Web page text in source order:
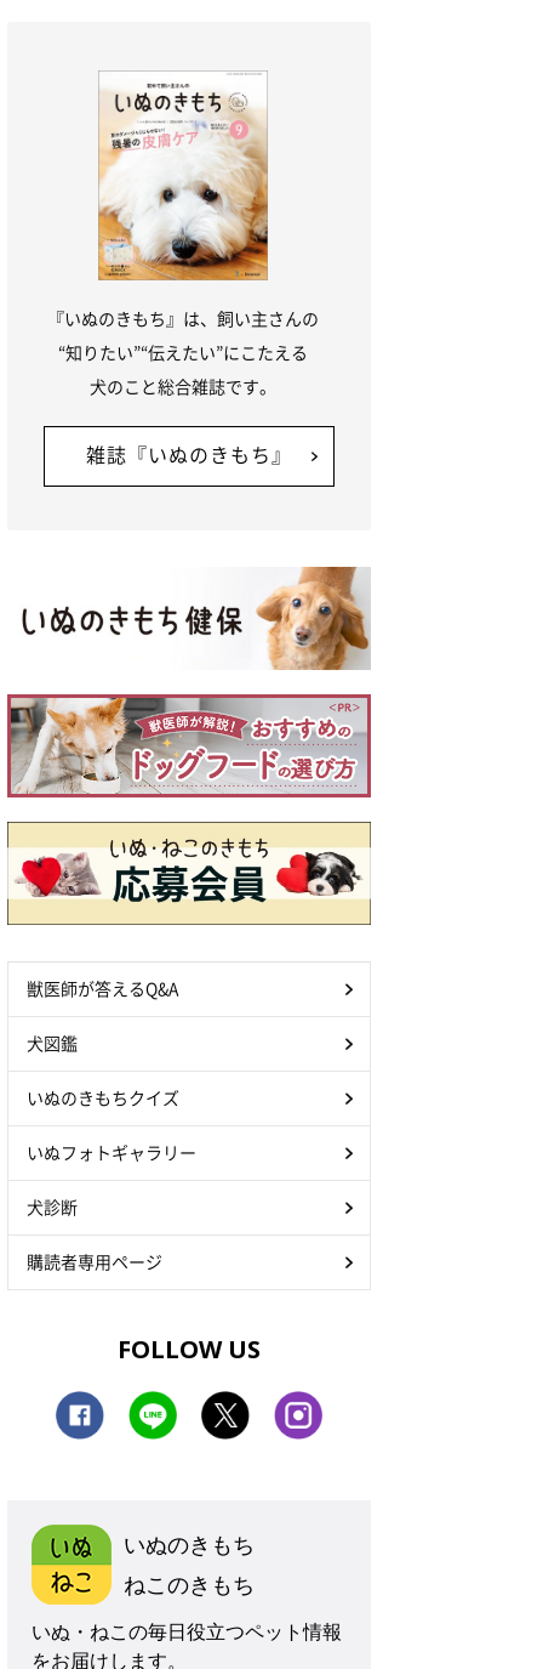
『いぬのきもち』は、飼い主さんの
“知りたい”“伝えたい”にこたえる
犬のこと総合雑誌です。
雑誌『いぬのきもち』
獣医師が答えるQ&A
犬図鑑
いぬのきもちクイズ
いぬフォトギャラリー
犬診断
購読者専用ページ
FOLLOW US
いぬのきもち
ねこのきもち
いぬ・ねこの毎日役立つペット情報
をお届けします。